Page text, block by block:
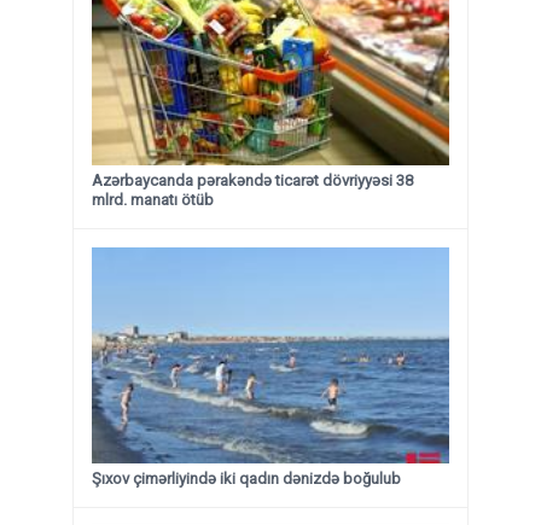
Azərbaycanda pərakəndə ticarət dövriyyəsi 38
mlrd. manatı ötüb
Şıxov çimərliyində iki qadın dənizdə boğulub